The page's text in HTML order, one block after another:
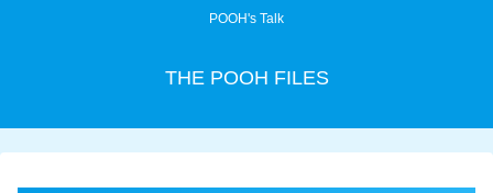
POOH's Talk
THE POOH FILES